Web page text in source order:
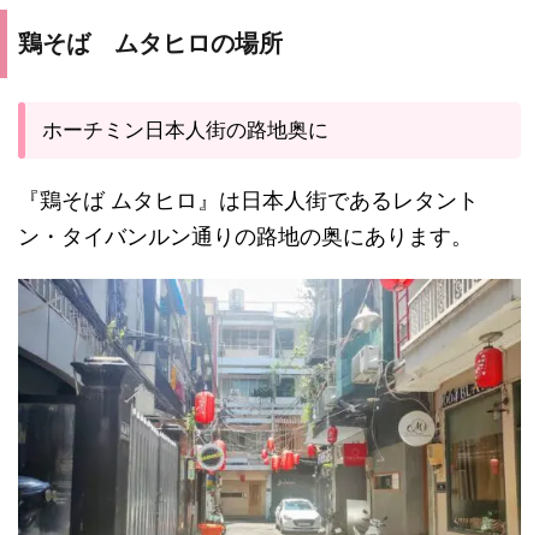
鶏そば ムタヒロの場所
ホーチミン日本人街の路地奥に
『鶏そば ムタヒロ』は日本人街であるレタント
ン・タイバンルン通りの路地の奥にあります。